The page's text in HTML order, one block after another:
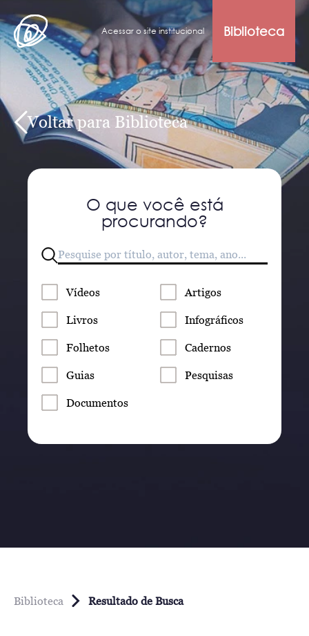
Acessar o site institucional Biblioteca
Voltar para Biblioteca
O que você está
procurando?
Vídeos Artigos
Livros Infográficos
Folhetos Cadernos
Guias Pesquisas
Documentos
Biblioteca Resultado de Busca